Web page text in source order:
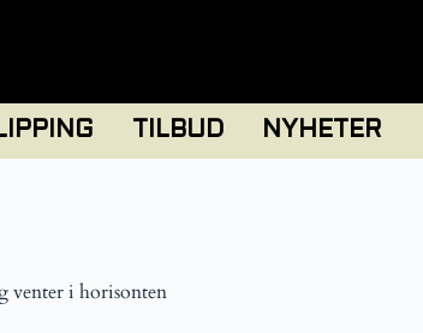
TILBUD NYHETER
venter i horisonten